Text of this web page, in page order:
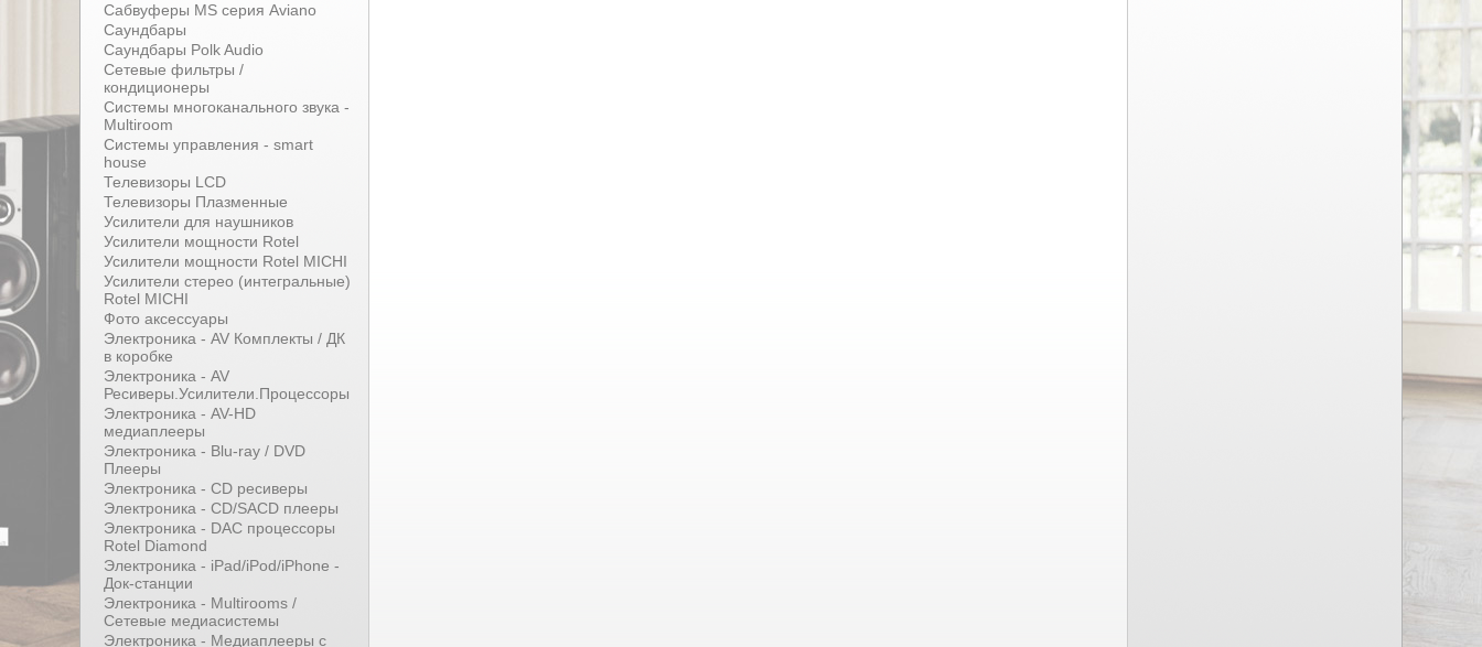
Сабвуферы MS серия Aviano
Саундбары
Саундбары Polk Audio
Сетевые фильтры /
кондиционеры
Системы многоканального звука -
Multiroom
Системы управления - smart
house
Телевизоры LCD
Телевизоры Плазменные
Усилители для наушников
Усилители мощности Rotel
Усилители мощности Rotel MICHI
Усилители стерео (интегральные)
Rotel MICHI
Фото аксессуары
Электроника - AV Комплекты / ДК
в коробке
Электроника - AV
Ресиверы.Усилители.Процессоры
Электроника - AV-HD
медиаплееры
Электроника - Blu-ray / DVD
Плееры
Электроника - CD ресиверы
Электроника - CD/SACD плееры
Электроника - DAC процессоры
Rotel Diamond
Электроника - iPad/iPod/iPhone -
Док-станции
Электроника - Multirooms /
Сетевые медиасистемы
Электроника - Медиаплееры с